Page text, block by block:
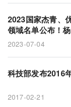
抗体药物研发
2023国家杰青、
领域名单公布！
2023-07-04
科技部发布2016
2017-02-21